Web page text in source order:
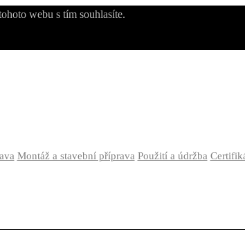
webu s tím souhlasíte.
Montáž a stavební příprava Použití a údržba